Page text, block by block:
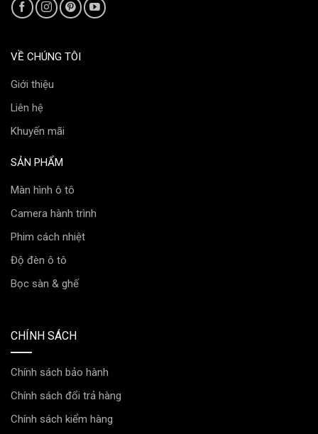
VỀ CHÚNG TÔI
Giới thiệu
Liên hệ
Khuyến mãi
SẢN PHẨM
Màn hình ô tô
Camera hành trình
Phim cách nhiệt
Độ đèn ô tô
Bọc sàn & ghế
CHÍNH SÁCH
Chính sách bảo hành
Chính sách đổi trả hàng
Chính sách kiểm hàng